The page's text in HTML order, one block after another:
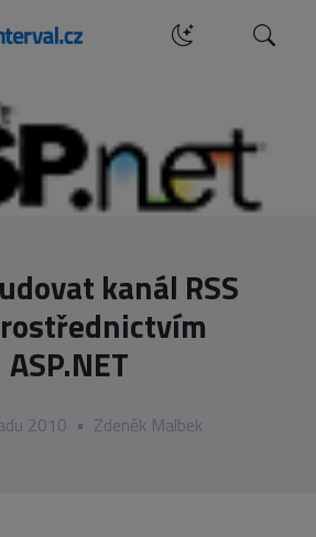
Hledat
kanál RSS
ASP.NET
2010 • Zdeněk Malbek